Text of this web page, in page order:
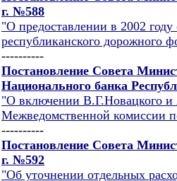
г. №588
"О предоставлении в 2002
республиканского дорожного
----------
Постановление Совета
Национального банка
"О включении В.Г.Новацкого
Межведомственной комиссии
----------
Постановление Совета
г. №592
"Об уточнении отдельных